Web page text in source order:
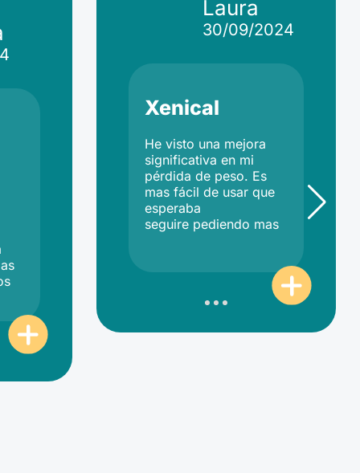
Laura
30/09/2024
Xenical
He visto una mejora
significativa en mi
pérdida de peso. Es
mas fácil de usar que
esperaba
seguire pediendo mas